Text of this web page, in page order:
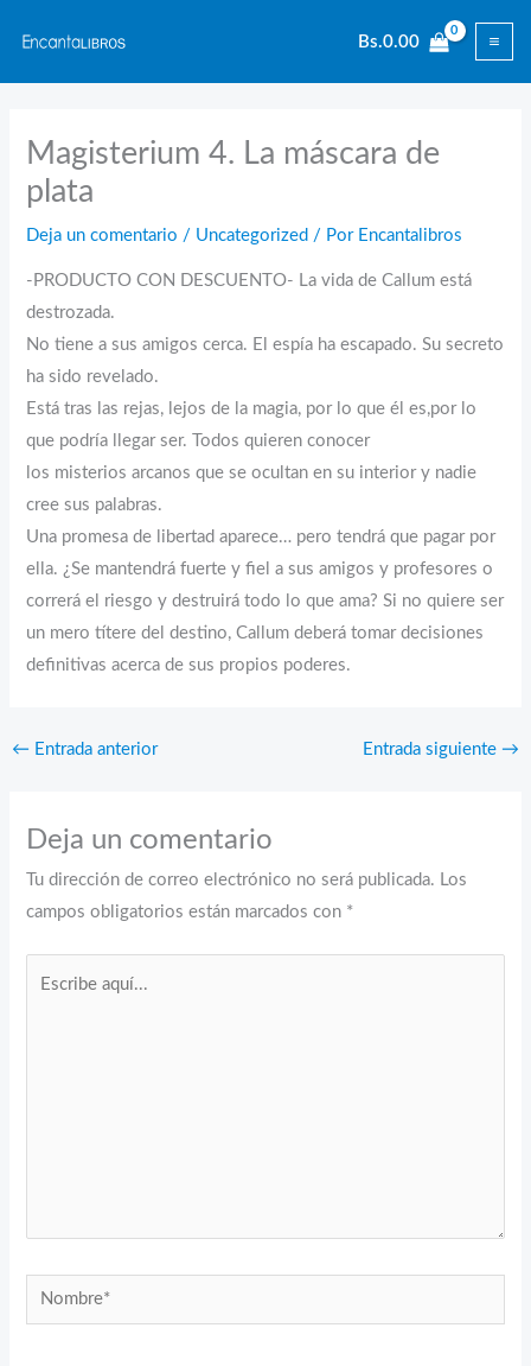
contenido
Bs.0.00
Magisterium 4. La máscara de
plata
Deja un comentario / Uncategorized / Por Encantalibros
-PRODUCTO CON DESCUENTO- La vida de Callum está
destrozada.
No tiene a sus amigos cerca. El espía ha escapado. Su secreto
ha sido revelado.
Está tras las rejas, lejos de la magia, por lo que él es,por lo
que podría llegar ser. Todos quieren conocer
los misterios arcanos que se ocultan en su interior y nadie
cree sus palabras.
Una promesa de libertad aparece… pero tendrá que pagar por
ella. ¿Se mantendrá fuerte y fiel a sus amigos y profesores o
correrá el riesgo y destruirá todo lo que ama? Si no quiere ser
un mero títere del destino, Callum deberá tomar decisiones
definitivas acerca de sus propios poderes.
← Entrada anterior Entrada siguiente →
Deja un comentario
Tu dirección de correo electrónico no será publicada. Los
campos obligatorios están marcados con *
Nombre*